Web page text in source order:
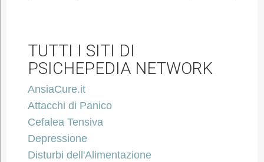
TUTTI I SITI DI
PSICHEPEDIA NETWORK
AnsiaCure.it
Attacchi di Panico
Cefalea Tensiva
Depressione
Disturbi dell'Alimentazione